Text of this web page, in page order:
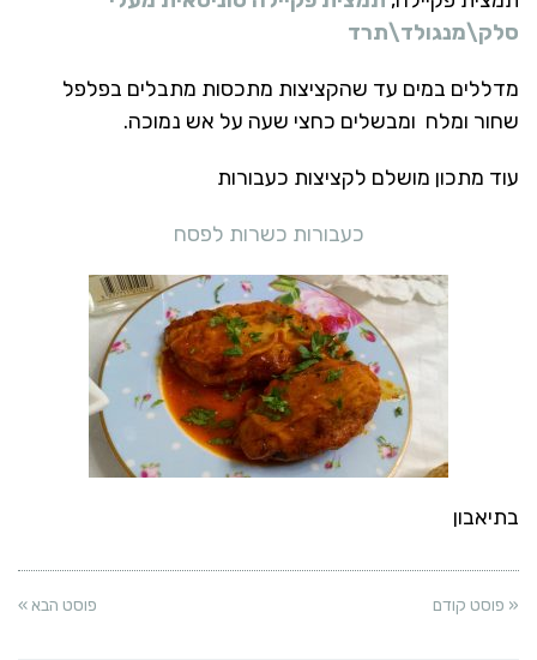
סלק\מנגולד\תרד
מדללים במים עד שהקציצות מתכסות מתבלים בפלפל
שחור ומלח ומבשלים כחצי שעה על אש נמוכה.
עוד מתכון מושלם לקציצות כעבורות
כעבורות כשרות לפסח
בתיאבון
« פוסט קודם פוסט הבא »